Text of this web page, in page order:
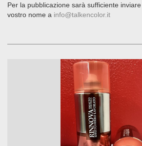
Per la pubblicazione sarà sufficiente
vostro nome a info@talkencolor.it